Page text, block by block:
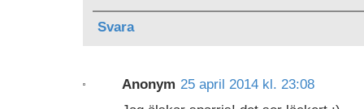
Svara
Anonym 25 april 2014 kl. 23:08